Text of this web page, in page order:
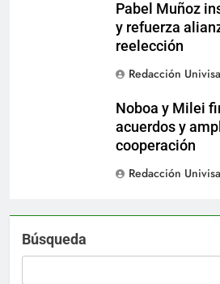
Pabel Muñoz
y refuerza
reelección
Redacción Univisa
Noboa y Milei
acuerdos y
cooperación
Redacción Univisa
Búsqueda